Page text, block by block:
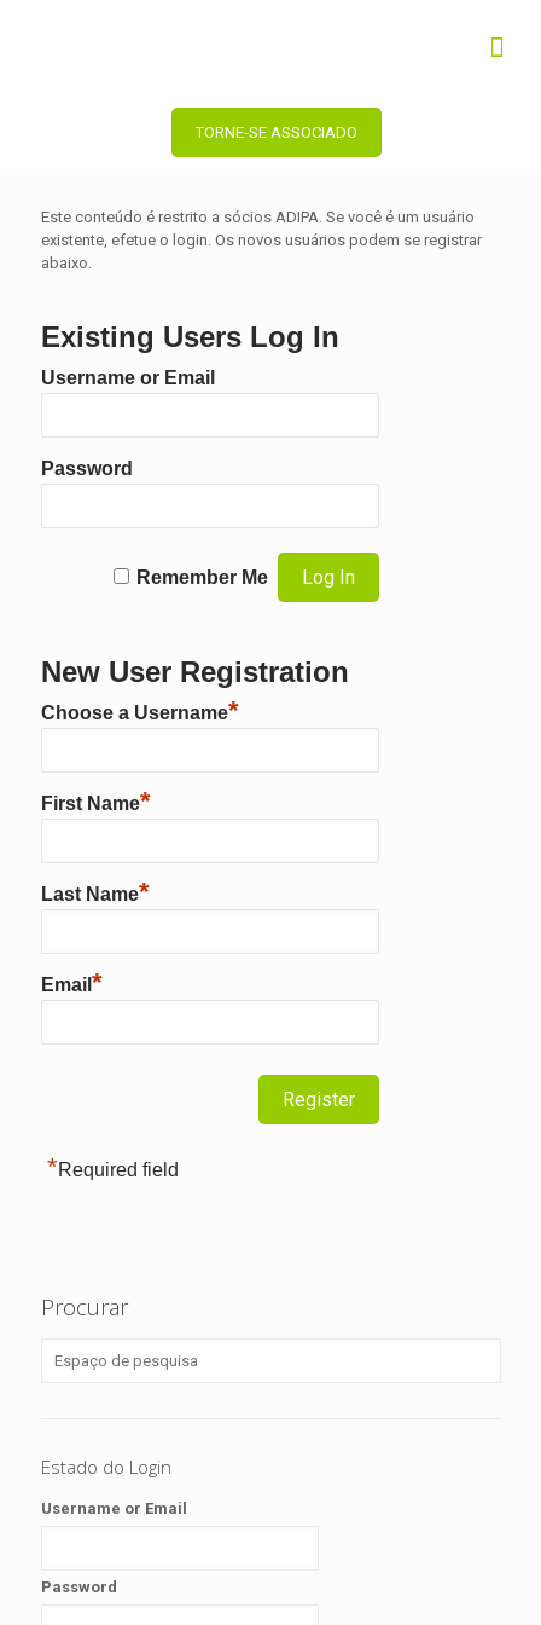
TORNE-SE ASSOCIADO
Este conteúdo é restrito a sócios ADIPA. Se você é um usuário
existente, efetue o login. Os novos usuários podem se registrar
abaixo.
Existing Users Log In
Username or Email
Password
Remember Me
New User Registration
Choose a Username*
First Name*
Last Name*
Email *
*Required field
Procurar
Estado do Login
Username or Email
Password